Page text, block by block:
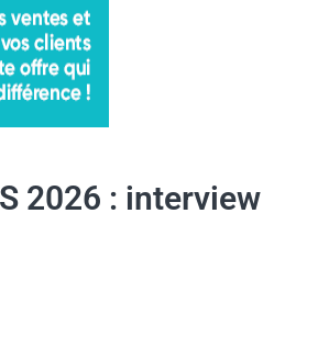
2026 : interview